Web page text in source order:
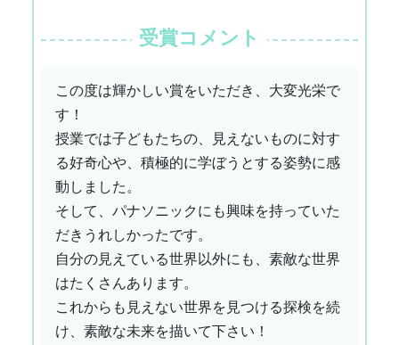
受賞コメント
この度は輝かしい賞をいただき、大変光栄で
す！
授業では子どもたちの、見えないものに対す
る好奇心や、積極的に学ぼうとする姿勢に感
動しました。
そして、パナソニックにも興味を持っていた
だきうれしかったです。
自分の見えている世界以外にも、素敵な世界
はたくさんあります。
これからも見えない世界を見つける探検を続
け、素敵な未来を描いて下さい！